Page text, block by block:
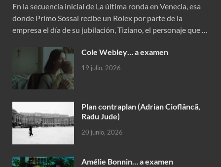
En la secuencia inicial de La última ronda en Venecia, esa
donde Primo Sossai recibe un Rolex por parte de la
empresa el día de su jubilación, Tiziano, el personaje que …
Cole Webley… a examen
19 julio, 2026
Plan contraplan (Adrian Cioflâncã,
Radu Jude)
20 junio, 2026
Amélie Bonnin… a examen